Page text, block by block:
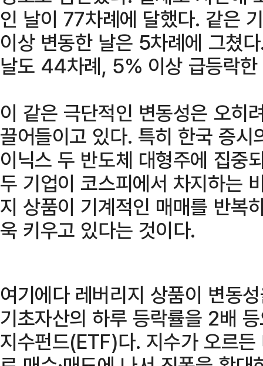
인 날이 77차례에 달했다. 같은
이상 변동한 날은 5차례에 그쳤
날도 44차례, 5% 이상 급등락
이 같은 극단적인 변동성은 오히
끌어들이고 있다. 특히 한국 증
이닉스 두 반도체 대형주에 집중
두 기업이 코스피에서 차지하는
지 상품이 기계적인 매매를 반복
욱 키우고 있다는 것이다.
여기에다 레버리지 상품이 변동
기초자산의 하루 등락률을 2배
지수펀드(ETF)다. 지수가 오르